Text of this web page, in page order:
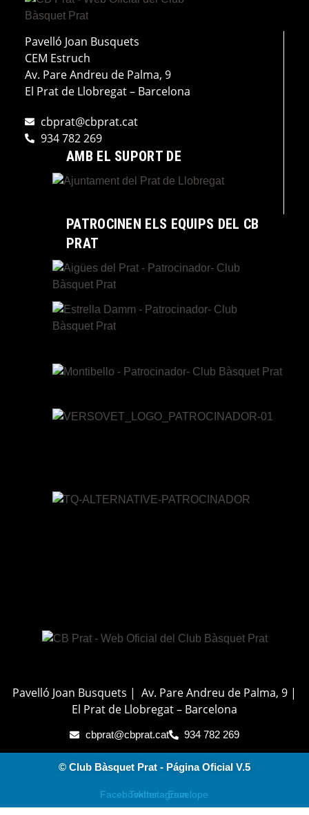
Pavelló Joan Busquets
CEM Estruch
Av. Pare Andreu de Palma, 9
El Prat de Llobregat – Barcelona
cbprat@cbprat.cat
934 782 269
AMB EL SUPORT DE
PATROCINEN ELS EQUIPS DEL CB
PRAT
Pavelló Joan Busquets | Av. Pare Andreu de Palma, 9 |
El Prat de Llobregat – Barcelona
cbprat@cbprat.cat 934 782 269
© Club Bàsquet Prat - Página Oficial V.5
FacebookTwitterInstagramEnvelope